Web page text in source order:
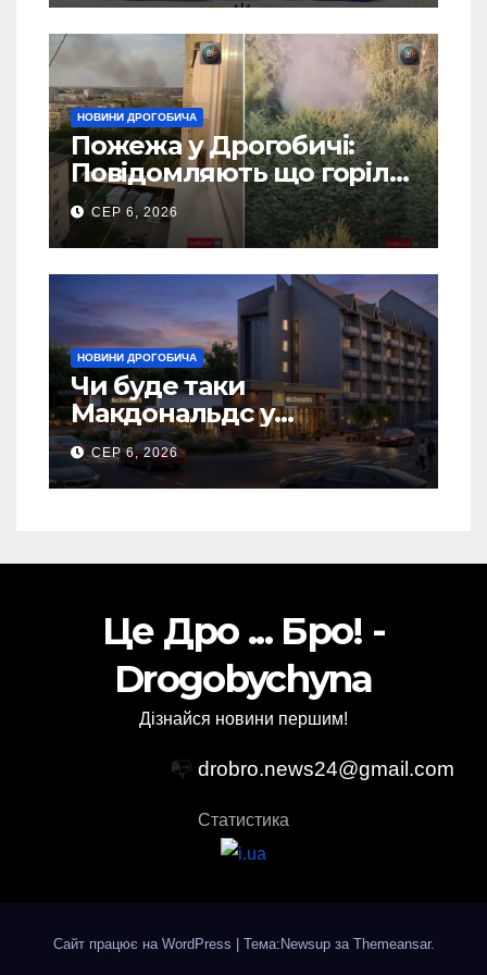
НОВИНИ ДРОГОБИЧА
Пожежа у Дрогобичі:
Повідомляють що горіло
5 гаражів (Відео)
СЕР 6, 2026
НОВИНИ ДРОГОБИЧА
Чи буде таки
Макдональдс у
Дрогобичі? (Фото)
СЕР 6, 2026
Це Дро ... Бро! -
Drogobychyna
Дізнайся новини першим!
📭 drobro.news24@gmail.com
Статистика
Сайт працює на WordPress | Тема:Newsup за Themeansar.